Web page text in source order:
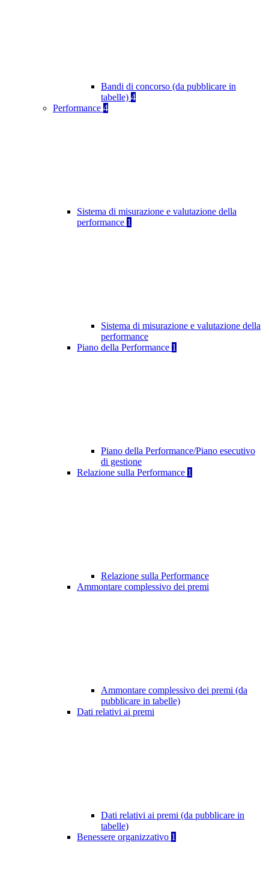
Bandi di concorso (da pubblicare in
tabelle) 4
Performance 4
Sistema di misurazione e valutazione della
performance 1
Sistema di misurazione e valutazione della
performance
Piano della Performance 1
Piano della Performance/Piano esecutivo
di gestione
Relazione sulla Performance 1
Relazione sulla Performance
Ammontare complessivo dei premi
Ammontare complessivo dei premi (da
pubblicare in tabelle)
Dati relativi ai premi
Dati relativi ai premi (da pubblicare in
tabelle)
Benessere organizzativo 1